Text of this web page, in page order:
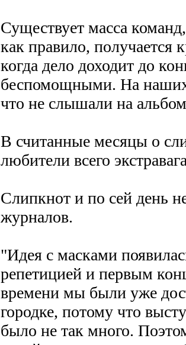
Существует масса
как правило, получается
когда дело доходит до
беспомощными. На
что не слышали на
В считанные месяцы о
любители всего
Слипкнот и по сей день
журналов.
"Идея с масками
репетицией и первым
времени мы были уже
городке, потому что
было не так много.